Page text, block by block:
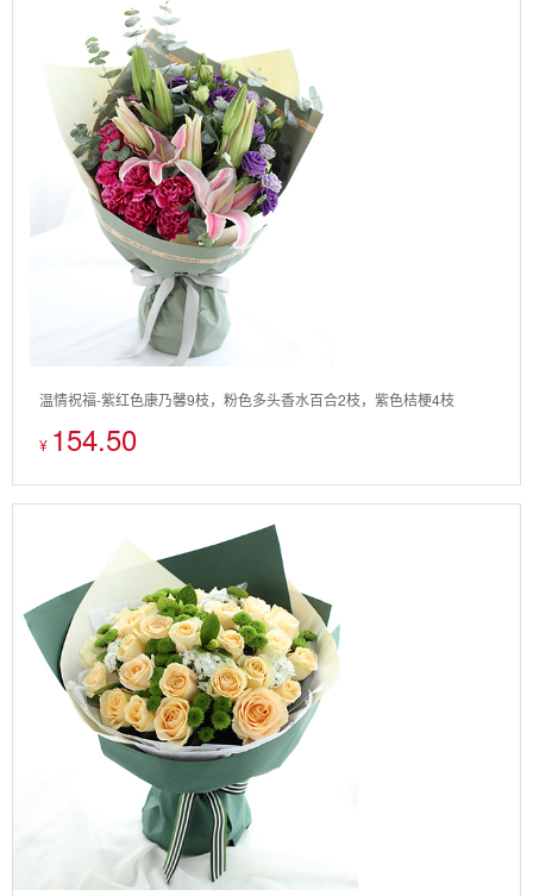
温情祝福-紫红色康乃馨9枝，粉色多头香水百合2枝，紫色桔梗4枝
¥ 154.50